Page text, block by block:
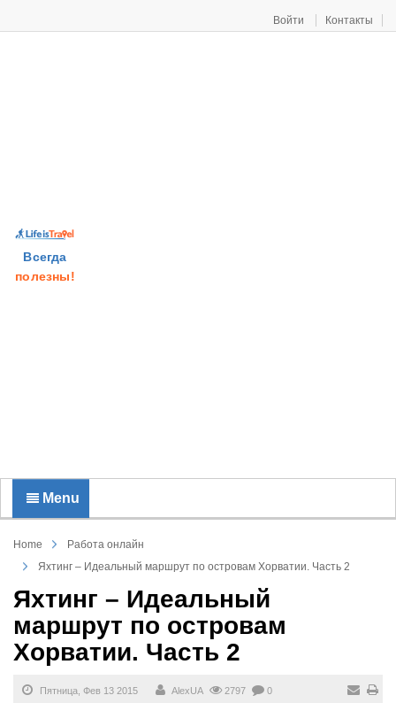
Войти Контакты
Всегда
полезны!
Menu
Home
Работа онлайн
Яхтинг – Идеальный маршрут по островам Хорватии. Часть 2
Яхтинг – Идеальный
маршрут по островам
Хорватии. Часть 2
Пятница, Фев 13 2015 AlexUA 2797 0